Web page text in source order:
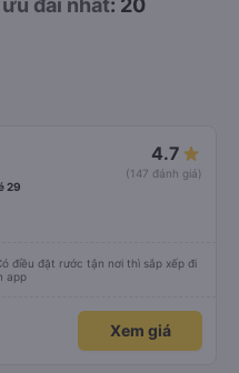
đãi nhất: 20
4.7
(147 đánh giá)
29
điều đặt rước tận nơi thì sắp xếp đi
app
Xem giá